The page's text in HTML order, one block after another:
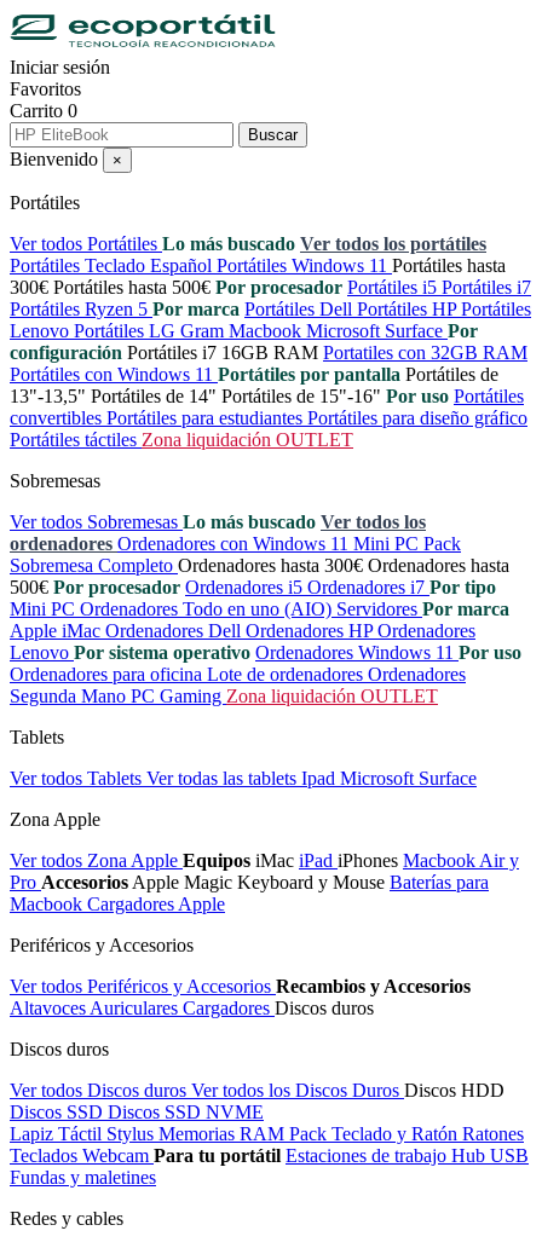
Iniciar sesión
Favoritos
Carrito 0
Buscar
Bienvenido ×
Portátiles
Ver todos Portátiles Lo más buscado Ver todos los portátiles
Portátiles Teclado Español Portátiles Windows 11 Portátiles hasta
300€ Portátiles hasta 500€ Por procesador Portátiles i5 Portátiles i7
Portátiles Ryzen 5 Por marca Portátiles Dell Portátiles HPPortátiles
Lenovo Portátiles LG Gram Macbook Microsoft Surface Por
configuración Portátiles i7 16GB RAM Portatiles con 32GB RAM
Portátiles con Windows 11 Portátiles por pantalla Portátiles de
13"-13,5" Portátiles de 14" Portátiles de 15"-16" Por uso Portátiles
convertibles Portátiles para estudiantes Portátiles para diseño gráfico
Portátiles táctiles Zona liquidación OUTLET
Sobremesas
Ver todos Sobremesas Lo más buscado Ver todos los
ordenadores Ordenadores con Windows 11 Mini PC Pack
Sobremesa Completo Ordenadores hasta 300€ Ordenadores hasta
500€ Por procesador Ordenadores i5 Ordenadores i7 Por tipo
Mini PC Ordenadores Todo en uno (AIO) Servidores Por marca
Apple iMac Ordenadores Dell Ordenadores HPOrdenadores
Lenovo Por sistema operativo Ordenadores Windows 11 Por uso
Ordenadores para oficina Lote de ordenadores Ordenadores
Segunda Mano PC Gaming Zona liquidación OUTLET
Tablets
Ver todos Tablets Ver todas las tablets Ipad Microsoft Surface
Zona Apple
Ver todos Zona Apple Equipos iMac iPad iPhones Macbook Air y
Pro Accesorios Apple Magic Keyboard y Mouse Baterías para
Macbook Cargadores Apple
Periféricos y Accesorios
Ver todos Periféricos y Accesorios Recambios y Accesorios
Altavoces Auriculares Cargadores Discos duros
Discos duros
Ver todos Discos duros Ver todos los Discos Duros Discos HDD
Discos SSD Discos SSD NVME
Lapiz Táctil Stylus Memorias RAM Pack Teclado y Ratón Ratones
Teclados Webcam Para tu portátil Estaciones de trabajo Hub USB
Fundas y maletines
Redes y cables